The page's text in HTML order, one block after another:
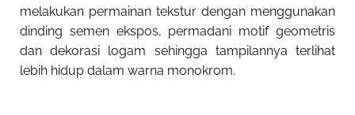
melakukan permainan tekstur dengan menggunakan
dinding semen ekspos, permadani motif geometris
dan dekorasi logam sehingga tampilannya terlihat
lebih hidup dalam warna monokrom.